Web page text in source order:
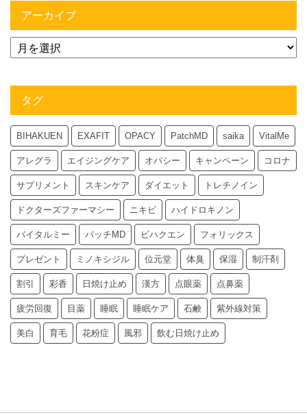
アーカイブ
タグ
BIHAKUEN EXAFIT OPACY PatchMD saika VitalMe
アレグラ エイジングケア オパシー キャンペーン コロナ
サプリメント スキンケア ダイエット トレチノイン
ドクターズファーマシー ニキビ ハイドロキノン
バイタルミー パッチMD ビハクエン フォリックス
プレゼント ミノキシジル 位元堂 体臭 保湿 制汗剤
割引 彩香 日焼け止め 漢方 点眼薬 点鼻薬
疲労回復 目薬 睡眠 睡眠ケア 石鹸 紫外線対策
美白 育毛 花粉症 風邪 飲む日焼け止め